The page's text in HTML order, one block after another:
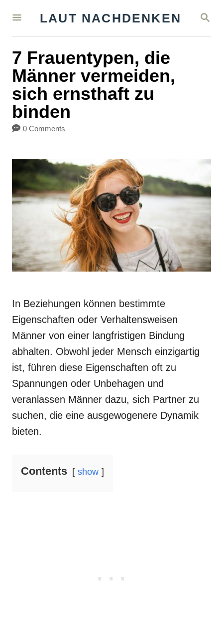
S
A
LAUT NACHDENKEN
7 Frauentypen, die
Männer vermeiden,
sich ernsthaft zu
binden
0 Comments
In Beziehungen können bestimmte
Eigenschaften oder Verhaltensweisen
Männer von einer langfristigen Bindung
abhalten. Obwohl jeder Mensch einzigartig
ist, führen diese Eigenschaften oft zu
Spannungen oder Unbehagen und
veranlassen Männer dazu, sich Partner zu
suchen, die eine ausgewogenere Dynamik
bieten.
Contents show